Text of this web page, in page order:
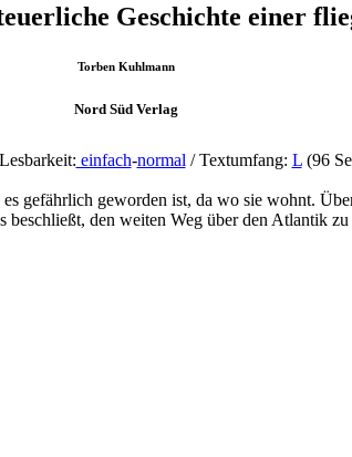
Geschichte einer
Torben Kuhlmann
Nord Süd Verlag
einfach-normal / Textumfang: L(96
gefährlich geworden ist, da wo sie wohnt.
den weiten Weg über den Atlantik